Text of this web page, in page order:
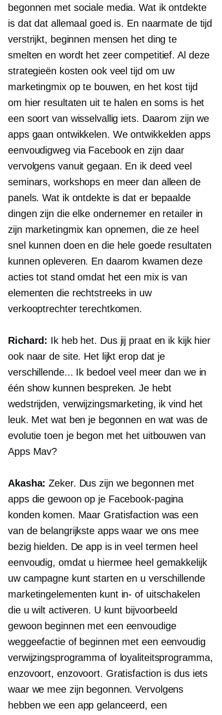
begonnen met sociale media. Wat ik ontdekte
is dat dat allemaal goed is. En naarmate de tijd
verstrijkt, beginnen mensen het ding te
smelten en wordt het zeer competitief. Al deze
strategieën kosten ook veel tijd om uw
marketingmix op te bouwen, en het kost tijd
om hier resultaten uit te halen en soms is het
een soort van wisselvallig iets. Daarom zijn we
apps gaan ontwikkelen. We ontwikkelden apps
eenvoudigweg via Facebook en zijn daar
vervolgens vanuit gegaan. En ik deed veel
seminars, workshops en meer dan alleen de
panels. Wat ik ontdekte is dat er bepaalde
dingen zijn die elke ondernemer en retailer in
zijn marketingmix kan opnemen, die ze heel
snel kunnen doen en die hele goede resultaten
kunnen opleveren. En daarom kwamen deze
acties tot stand omdat het een mix is ​​van
elementen die rechtstreeks in uw
verkooptrechter terechtkomen.
Richard: Ik heb het. Dus jij praat en ik kijk hier
ook naar de site. Het lijkt erop dat je
verschillende... Ik bedoel veel meer dan we in
één show kunnen bespreken. Je hebt
wedstrijden, verwijzingsmarketing, ik vind het
leuk. Met wat ben je begonnen en wat was de
evolutie toen je begon met het uitbouwen van
Apps Mav?
Akasha: Zeker. Dus zijn we begonnen met
apps die gewoon op je Facebook-pagina
konden komen. Maar Gratisfaction was een
van de belangrijkste apps waar we ons mee
bezig hielden. De app is in veel termen heel
eenvoudig, omdat u hiermee heel gemakkelijk
uw campagne kunt starten en u verschillende
marketingelementen kunt in- of uitschakelen
die u wilt activeren. U kunt bijvoorbeeld
gewoon beginnen met een eenvoudige
weggeefactie of beginnen met een eenvoudig
verwijzingsprogramma of loyaliteitsprogramma,
enzovoort, enzovoort. Gratisfaction is dus iets
waar we mee zijn begonnen. Vervolgens
hebben we een app gelanceerd, een